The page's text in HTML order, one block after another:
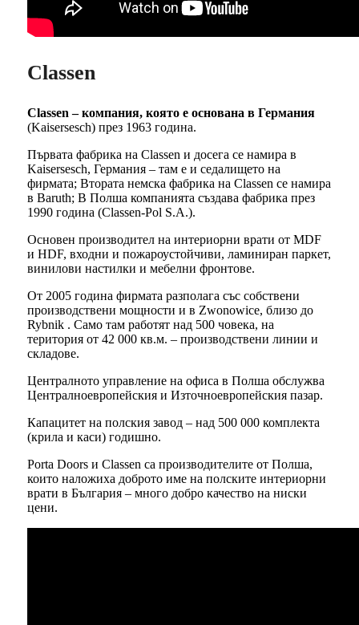
Classen
Classen – компания, която е основана в Германия
(Kaisersesch) през 1963 година.
Първата фабрика на Classen и досега се намира в
Kaisersesch, Германия – там е и седалището на
фирмата; Втората немска фабрика на Classen се намира
в Baruth; В Полша компанията създава фабрика през
1990 година (Classen-Pol S.A.).
Основен производител на интериорни врати от MDF
и HDF, входни и пожароустойчиви, ламиниран паркет,
винилови настилки и мебелни фронтове.
От 2005 година фирмата разполага със собствени
производствени мощности и в Zwonowice, близо до
Rybnik . Само там работят над 500 човека, на
територия от 42 000 кв.м. – производствени линии и
складове.
Централното управление на офиса в Полша обслужва
Централноевропейския и Източноевропейския пазар.
Капацитет на полския завод – над 500 000 комплекта
(крила и каси) годишно.
Porta Doors и Classen са производителите от Полша,
които наложиха доброто име на полските интериорни
врати в България – много добро качество на ниски
цени.